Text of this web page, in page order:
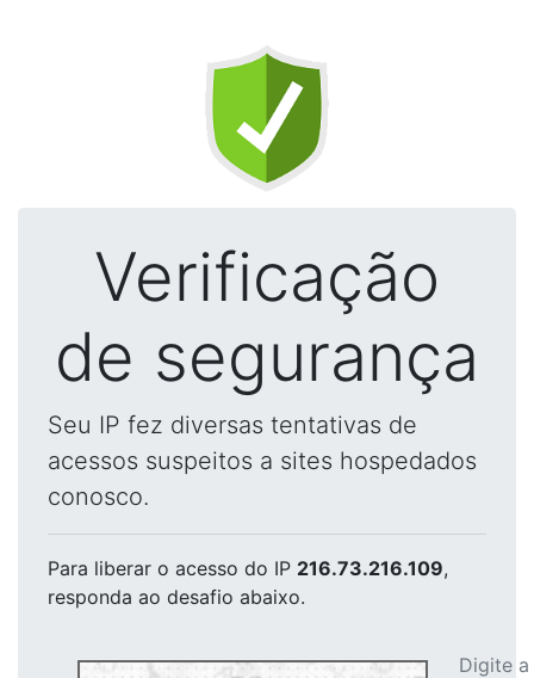
Verificação
de segurança
Seu IP fez diversas tentativas de
acessos suspeitos a sites hospedados
conosco.
Para liberar o acesso do IP 216.73.216.109,
responda ao desafio abaixo.
Digite